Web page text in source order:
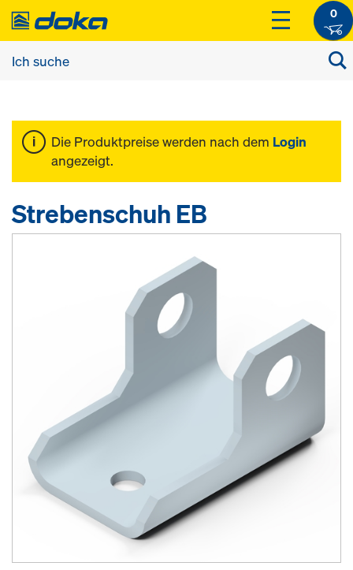
0
Die Produktpreise werden nach dem Login
angezeigt.
Strebenschuh EB